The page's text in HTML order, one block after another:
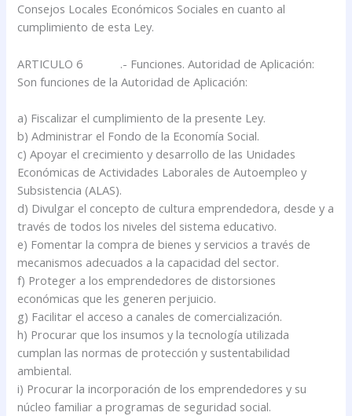
Consejos Locales Económicos Sociales en cuanto al
cumplimiento de esta Ley.
ARTICULO 6 .- Funciones. Autoridad de Aplicación:
Son funciones de la Autoridad de Aplicación:
a) Fiscalizar el cumplimiento de la presente Ley.
b) Administrar el Fondo de la Economía Social.
c) Apoyar el crecimiento y desarrollo de las Unidades
Económicas de Actividades Laborales de Autoempleo y
Subsistencia (ALAS).
d) Divulgar el concepto de cultura emprendedora, desde y a
través de todos los niveles del sistema educativo.
e) Fomentar la compra de bienes y servicios a través de
mecanismos adecuados a la capacidad del sector.
f) Proteger a los emprendedores de distorsiones
económicas que les generen perjuicio.
g) Facilitar el acceso a canales de comercialización.
h) Procurar que los insumos y la tecnología utilizada
cumplan las normas de protección y sustentabilidad
ambiental.
i) Procurar la incorporación de los emprendedores y su
núcleo familiar a programas de seguridad social.